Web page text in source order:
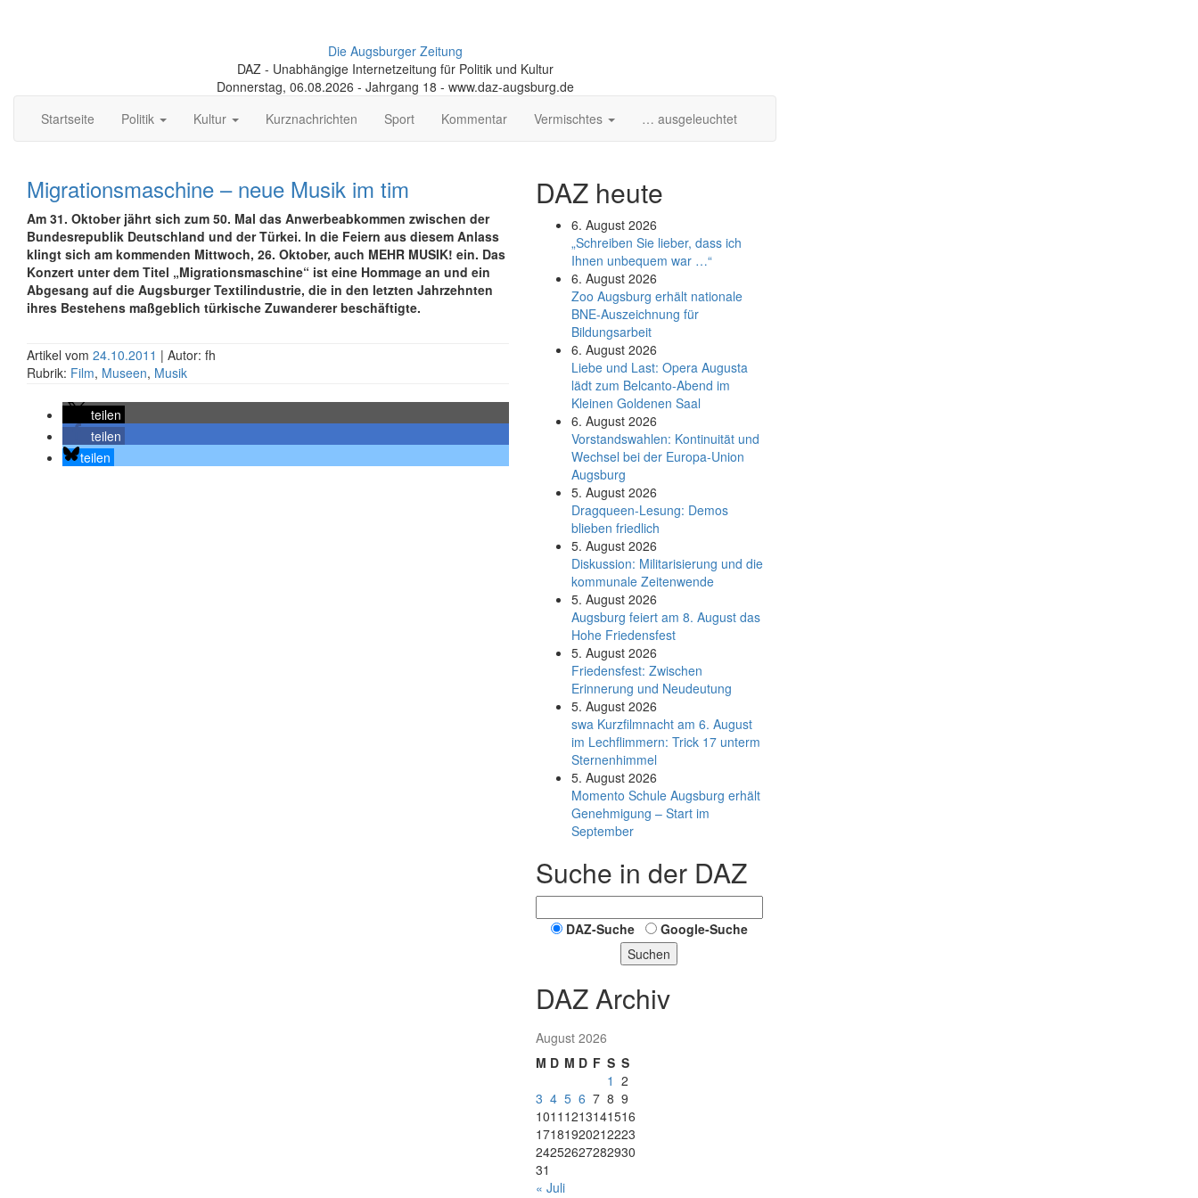
Die Augsburger Zeitung
DAZ - Unabhängige Internetzeitung für Politik und Kultur
Donnerstag, 06.08.2026 - Jahrgang 18 - www.daz-augsburg.de
Startseite
Politik Kultur Kurznachrichten Sport Kommentar Vermischtes … ausgeleuchtet
Migrationsmaschine – neue Musik im tim
Am 31. Oktober jährt sich zum 50. Mal das Anwerbeabkommen zwischen der
Bundesrepublik Deutschland und der Türkei. In die Feiern aus diesem Anlass
klingt sich am kommenden Mittwoch, 26. Oktober, auch MEHR MUSIK! ein. Das
Konzert unter dem Titel „Migrationsmaschine“ ist eine Hommage an und ein
Abgesang auf die Augsburger Textilindustrie, die in den letzten Jahrzehnten
ihres Bestehens maßgeblich türkische Zuwanderer beschäftigte.
Artikel vom 24.10.2011 | Autor: fh
Rubrik: Film, Museen, Musik
teilen
teilen
teilen
DAZ heute
6. August 2026
„Schreiben Sie lieber, dass ich
Ihnen unbequem war …“
6. August 2026
Zoo Augsburg erhält nationale
BNE-Auszeichnung für
Bildungsarbeit
6. August 2026
Liebe und Last: Opera Augusta
lädt zum Belcanto-Abend im
Kleinen Goldenen Saal
6. August 2026
Vorstandswahlen: Kontinuität und
Wechsel bei der Europa-Union
Augsburg
5. August 2026
Dragqueen-Lesung: Demos
blieben friedlich
5. August 2026
Diskussion: Mi­li­ta­ri­sie­rung und die
kommunale Zeitenwende
5. August 2026
Augsburg feiert am 8. August das
Hohe Friedensfest
5. August 2026
Friedensfest: Zwischen
Erinnerung und Neudeutung
5. August 2026
swa Kurz­film­nacht am 6. August
im Lech­flim­mern: Trick 17 unterm
Sternen­himmel
5. August 2026
Momento Schule Augsburg erhält
Genehmigung – Start im
September
Suche in der DAZ
DAZ-Suche
Google-Suche
Suchen
DAZ Archiv
August 2026
M D M D F S S
1 2
3 4 5 6 7 8 9
1011 1213141516
17181920212223
24252627282930
31
« Juli